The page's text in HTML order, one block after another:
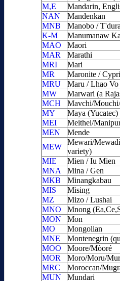
M,E
Mandarin,
NAN
Mandenkan
MNB
Manobo /
K-M
Manumanaw
MAO
Maori
MAR
Marathi
MRI
Mari
MR
Maronite /
MRU
Maru / Lhao Vo
MW
Marwari (a
MCH
Mavchi/
MY
Maya (Yucatec)
MEI
Meithei/
MEN
Mende
MEW
Mewari/
variety)
MIE
Mien / Iu Mien
MNA
Mina / Gen
MKB
Minangkabau
MIS
Mising
MZ
Mizo / Lushai
MNO
Mnong
MON
Mon
MO
Mongolian
MNE
Montenegrin
MOO
Moore/Mòoré
MOR
Moro/Moru/
MRC
Moroccan/
MUN
Mundari